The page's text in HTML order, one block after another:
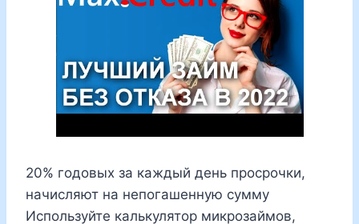
20% годовых за каждый день просрочки,
начисляют на непогашенную сумму
Используйте калькулятор микрозаймов,